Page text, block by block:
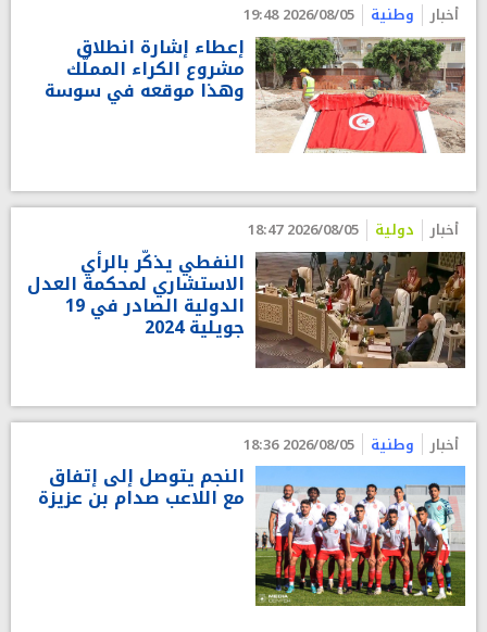
أخبار وطنية 2026/08/05 19:48
إعطاء إشارة انطلاق
مشروع الكراء المملّك
وهذا موقعه في سوسة
أخبار دولية 2026/08/05 18:47
النفطي يذكّر بالرأي
الاستشاري لمحكمة العدل
الدولية الصادر في 19
جويلية 2024
أخبار وطنية 2026/08/05 18:36
النجم يتوصل إلى إتفاق
مع اللاعب صدام بن عزيزة